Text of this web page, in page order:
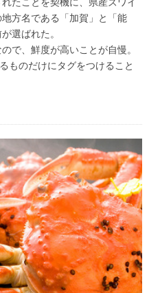
たことを契機に、県産ズワイ
方名である「加賀」と「能
選ばれた。
で、鮮度が高いことが自慢。
ものだけにタグをつけること